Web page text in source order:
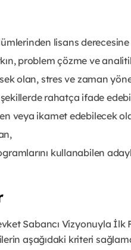
lisans derecesine
problem çözme ve
olan, stres ve zaman
şekillerde rahatça ifade
veya ikamet edebilecek
kullanabilen
Sabancı Vizyonuyla
aşağıdaki kriteri